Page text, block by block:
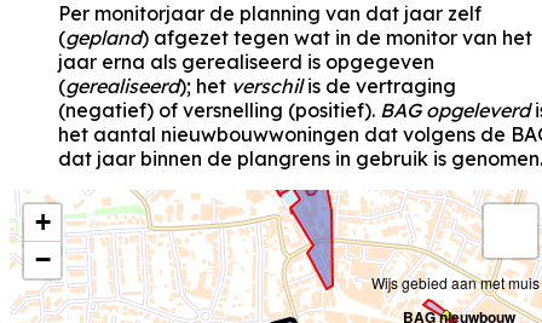
Per monitorjaar de planning van dat jaar zelf
(gepland) afgezet tegen wat in de monitor van het
jaar erna als gerealiseerd is opgegeven
(gerealiseerd); het verschilis de vertraging
(negatief) of versnelling (positief). BAG opgeleverd
het aantal nieuwbouwwoningen dat volgens de
dat jaar binnen de plangrens in gebruik is genomen.
+
−
Wijs gebied aan met muis
BAG nieuwbouw